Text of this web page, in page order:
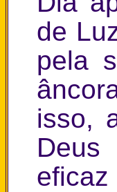
de
pela
isso,
eficaz